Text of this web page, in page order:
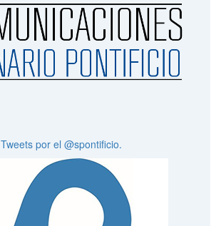
Tweets por el @spontificio.